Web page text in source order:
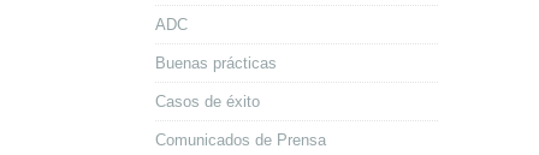
ADC
Buenas prácticas
Casos de éxito
Comunicados de Prensa